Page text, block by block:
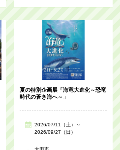
夏の特別企画展「海竜大進化～恐竜
時代の蒼き海へ～」
2026/07/11（土）～
2026/09/27（日）